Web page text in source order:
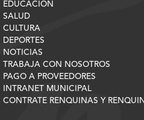
EDUCACIÓN
SALUD
CULTURA
DEPORTES
NOTICIAS
TRABAJA CON NOSOTROS
PAGO A PROVEEDORES
INTRANET MUNICIPAL
CONTRATE RENQUINAS Y